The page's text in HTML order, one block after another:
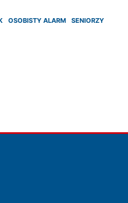
OSOBISTY ALARM
SENIORZY